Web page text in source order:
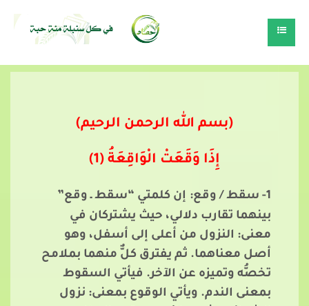
(بسم الله الرحمن الرحيم)
إِذَا وَقَعَتْ الْوَاقِعَةُ (1)
1- سقط / وقع:
إن كلمتي “سقط ـ وقع”
بينهما تقارب دلالي، حيث يشتركان في
معنى: النزول من أعلى إلى أسفل، وهو
أصل معناهما. ثم يفترق كلٌّ منهما بملامح
تخصُّه وتميزه عن الآخر. فيأتي السقوط
بمعنى الندم. ويأتي الوقوع بمعنى: نزول